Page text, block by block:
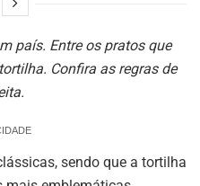
país. Entre os pratos que
Confira as regras de
sendo que a tortilha